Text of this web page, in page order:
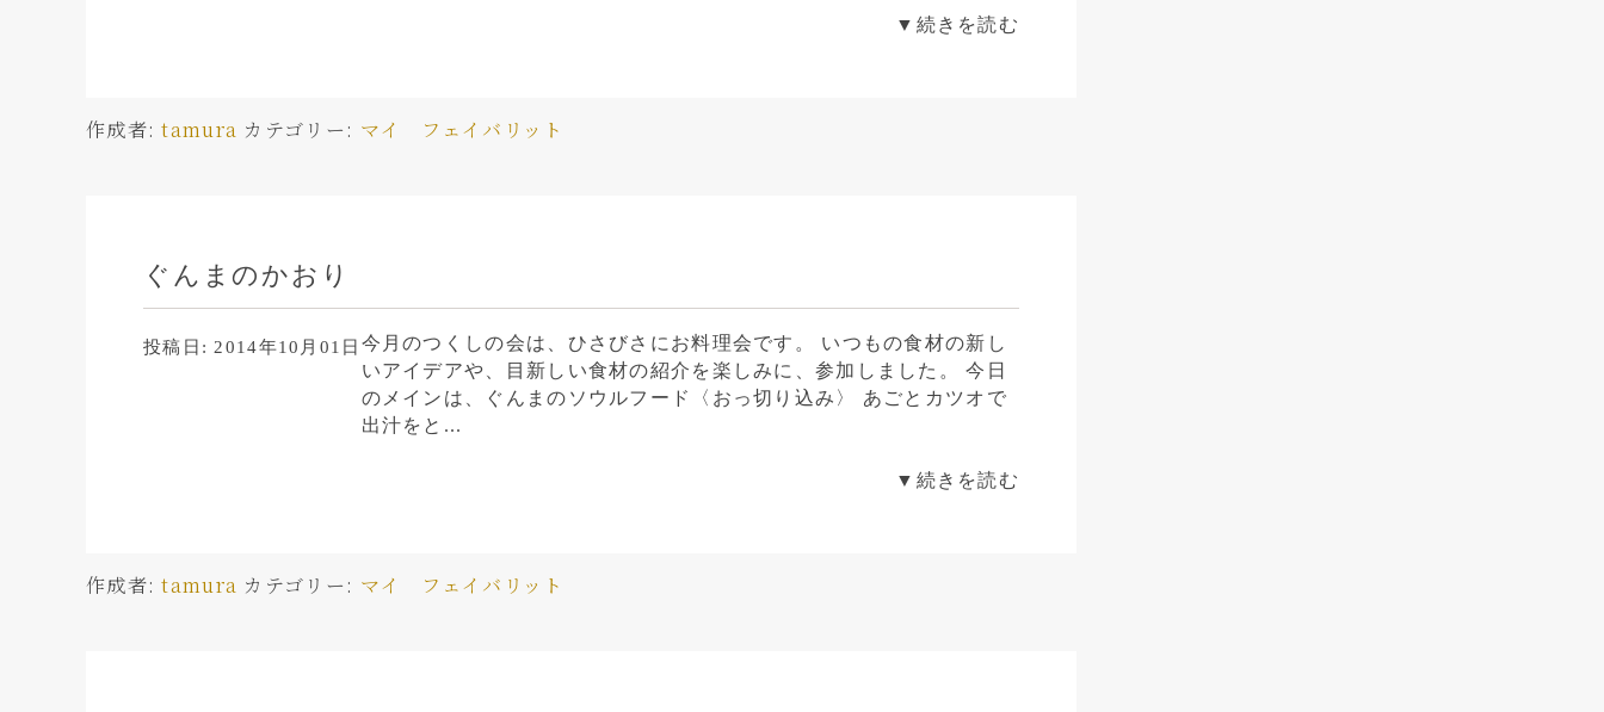
▼続きを読む
作成者:tamura カテゴリー: マイ フェイバリット
ぐんまのかおり
投稿日:2014年10月01日 今月のつくしの会は、ひさびさにお料理会です。 いつもの食材の新し
いアイデアや、目新しい食材の紹介を楽しみに、参加しました。 今日
のメインは、ぐんまのソウルフード〈おっ切り込み〉 あごとカツオで
出汁をと...
▼続きを読む
作成者:tamura カテゴリー: マイ フェイバリット